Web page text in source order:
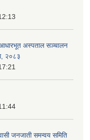
आधारभूत अस्पताल सञ्चालन
२०८३
जनजाती समन्वय समिति